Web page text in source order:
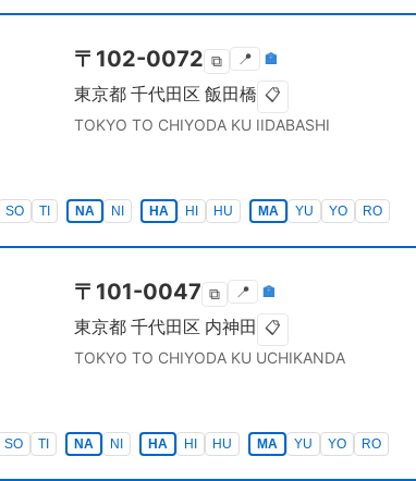
〒 102-0072 ⧉ 📍 🏣
東京都 千代田区 飯田橋 📋
TOKYO TO CHIYODA KU IIDABASHI
SO TI NA NI HA HI HU MA YU YO RO
〒 101-0047 ⧉ 📍 🏣
東京都 千代田区 内神田 📋
TOKYO TO CHIYODA KU UCHIKANDA
SO TI NA NI HA HI HU MA YU YO RO